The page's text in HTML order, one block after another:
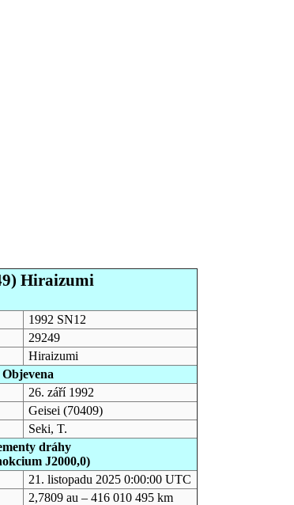
Hiraizumi
1992 SN12
29249
Hiraizumi
Objevena
26. září 1992
Geisei (70409)
Seki, T.
dráhy
J2000,0)
21. listopadu 2025 0:00:00 UTC
2,7809 au – 416 010 495 km